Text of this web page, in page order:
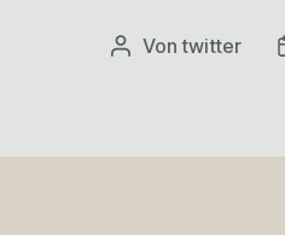
Beitragsautor
Vontwitter